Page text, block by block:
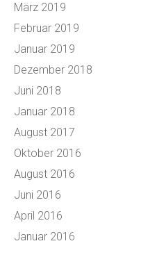
März 2019
Februar 2019
Januar 2019
Dezember 2018
Juni 2018
Januar 2018
August 2017
Oktober 2016
August 2016
Juni 2016
April 2016
Januar 2016